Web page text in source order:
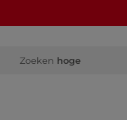
Zoeken hoge laarzen